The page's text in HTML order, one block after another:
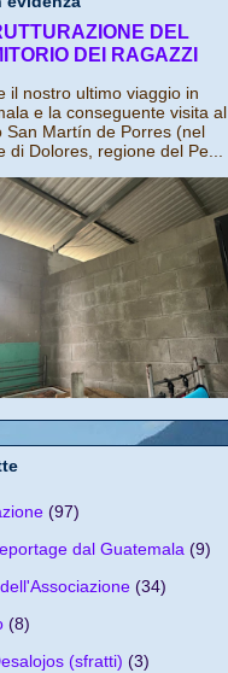
DEL
DEI RAGAZZI
il nostro ultimo viaggio in
e la conseguente visita al
San Martín de Porres (nel
di Dolores, regione del Pe...
(97)
dal Guatemala (9)
(34)
(8)
(sfratti) (3)